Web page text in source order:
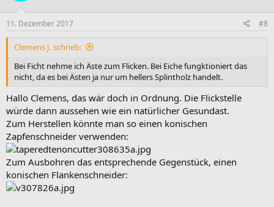
11. Dezember 2017 #8
Clemens J. schrieb:
Bei Ficht nehme ich Äste zum Flicken. Bei Eiche fungktioniert das
nicht, da es bei Ästen ja nur um hellers Splintholz handelt.
Hallo Clemens, das wär doch in Ordnung. Die Flickstelle
würde dann aussehen wie ein natürlicher Gesundast.
Zum Herstellen könnte man so einen konischen
Zapfenschneider verwenden:
Zum Ausbohren das entsprechende Gegenstück, einen
konischen Flankenschneider: